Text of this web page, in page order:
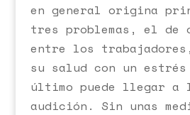
en general origina
tres problemas, el de
entre los
su salud con un
último puede llegar a
audición. Sin unas